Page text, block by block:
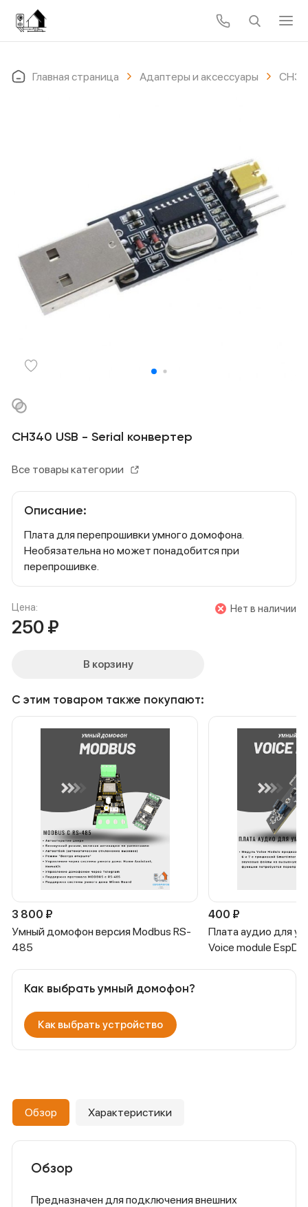
Главная страница Адаптеры и аксессуары
CH340 USB - Serial конвертер
Все товары категории
Описание:
Плата для перепрошивки умного домофона.
Необязательна но может понадобится при
перепрошивке.
Цена:
250₽
Нет в наличии
В корзину
С этим товаром также покупают:
3 800 ₽
Умный домофон версия Modbus RS-
485
400 ₽
Плата аудио для
Voice module
Как выбрать умный домофон?
Как выбрать устройство
Обзор Характеристики
Обзор
Предназначен для подключения внешних